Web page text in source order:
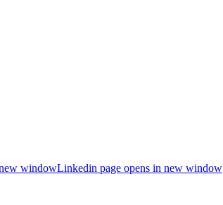
windowLinkedin page opens in new window